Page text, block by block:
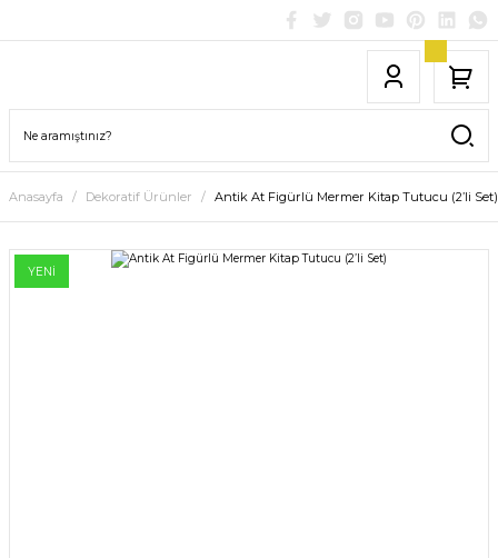
Anasayfa Dekoratif Ürünler Antik At Figürlü Mermer Kitap Tutucu (2’li Set)
YENİ